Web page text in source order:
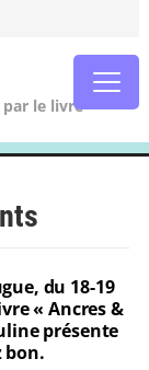
le livre
du 18-19
« Ancres &
présente
bon.